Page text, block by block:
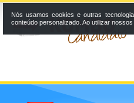
Nós usamos cookies e outras
conteúdo personalizado. Ao utilizar